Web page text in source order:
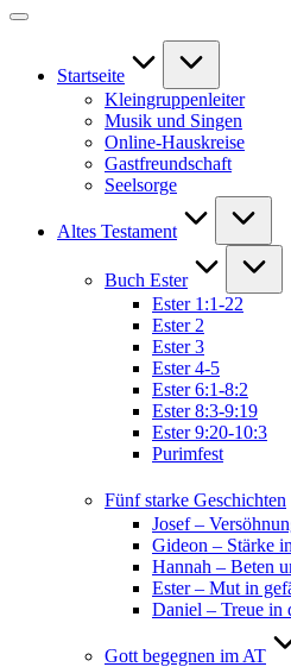
Startseite
Kleingruppenleiter
Musik und Singen
Online-Hauskreise
Gastfreundschaft
Seelsorge
Altes Testament
Buch Ester
Ester 1:1-22
Ester 2
Ester 3
Ester 4-5
Ester 6:1-8:2
Ester 8:3-9:19
Ester 9:20-10:3
Purimfest
Fünf starke Geschichten
Josef –
Gideon – Stärke
Hannah – Beten
Ester – Mut in
Daniel – Treue in
Gott begegnen im AT